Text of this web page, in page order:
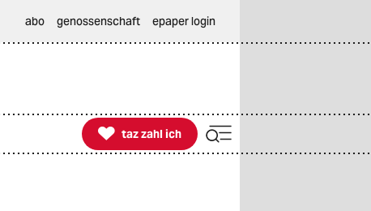
abo genossenschaft epaper login

taz zahl ich
taz zahl ich